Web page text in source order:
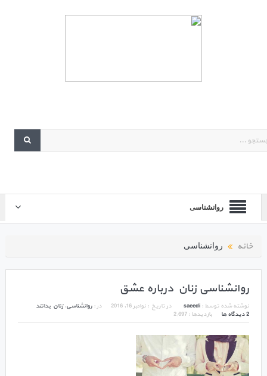
روانشناسی
خانه روانشناسی
روانشناسی زنان درباره عشق
نوشته شده توسط : saeedi در تاریخ : نوامبر 16, 2016 در : روانشناسی,زنان بدانند
2 دیدگاه ها
بازدیدها : 2,697